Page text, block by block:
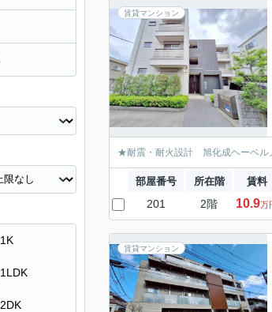
賃貸マンション
★耐震・耐火設計 旭化成ヘーベ
部屋番号 所在階 賃料
201 2階 10.9万
賃貸マンション
1K
1LDK
2DK